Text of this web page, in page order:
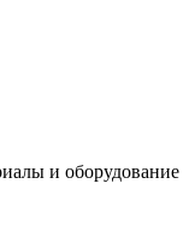
и оборудование